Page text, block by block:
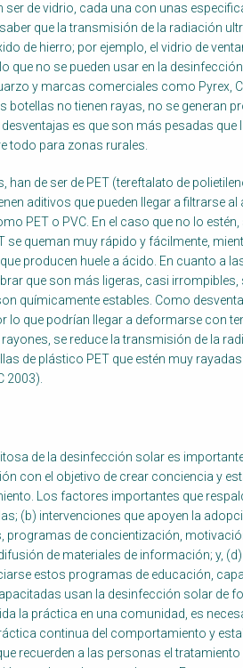
ser de vidrio, cada una con unas
que la transmisión de la radiación
de hierro; por ejemplo, el vidrio de
que no se pueden usar en la
y marcas comerciales como Pyrex,
botellas no tienen rayas, no se generan
es que son más pesadas que
todo para zonas rurales.
han de ser de PET (tereftalato de
aditivos que pueden llegar a filtrarse al
PET o PVC. En el caso que no lo
se queman muy rápido y fácilmente,
producen huele a ácido. En cuanto a
que son más ligeras, casi irrompibles,
químicamente estables. Como
lo que podrían llegar a deformarse con
se reduce la transmisión de la
de plástico PET que estén muy
2003).
de la desinfección solar es
con el objetivo de crear conciencia y
Los factores importantes que
(b) intervenciones que apoyen la
programas de concientización,
de materiales de información; y,
estos programas de educación,
usan la desinfección solar de
la práctica en una comunidad, es
continua del comportamiento y
recuerden a las personas el